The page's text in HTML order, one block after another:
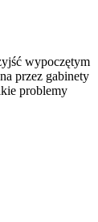
wypoczętym
przez gabinety
problemy